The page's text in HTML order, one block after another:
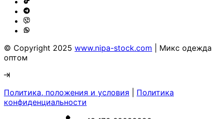
© Copyright 2025 www.nipa-stock.com | Микс одежда
оптом
Политика, положения и условия
Политика
конфиденциальности